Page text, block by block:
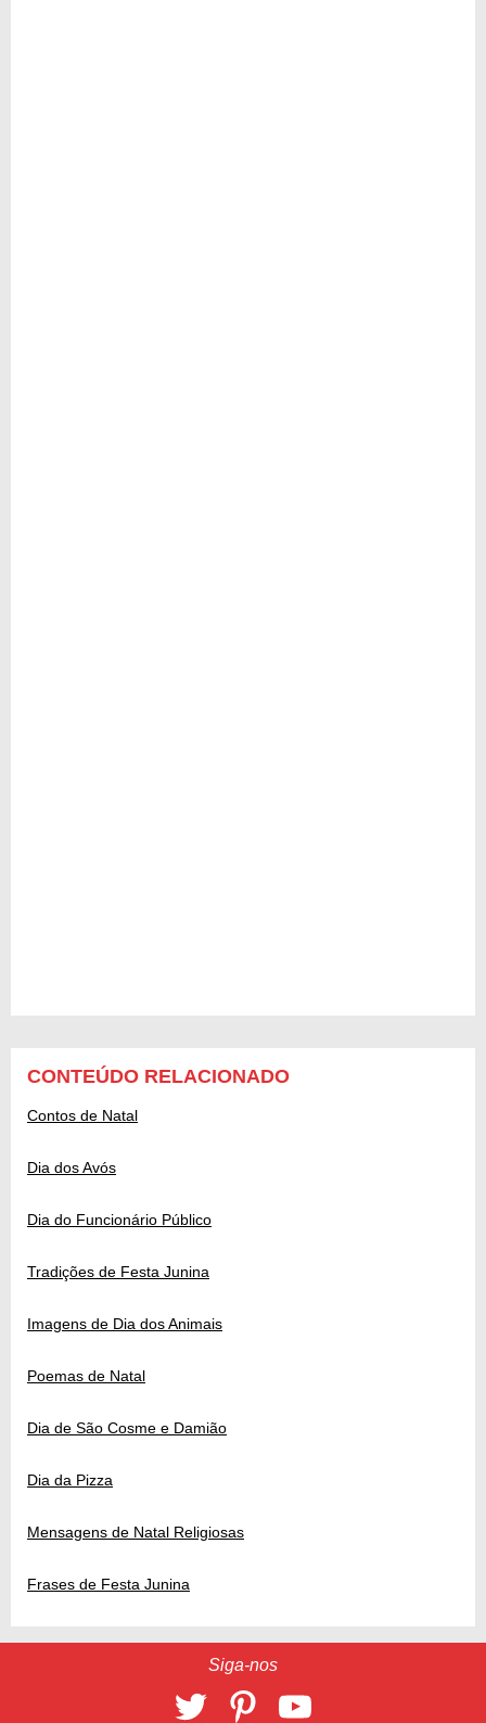
CONTEÚDO RELACIONADO
Contos de Natal
Dia dos Avós
Dia do Funcionário Público
Tradições de Festa Junina
Imagens de Dia dos Animais
Poemas de Natal
Dia de São Cosme e Damião
Dia da Pizza
Mensagens de Natal Religiosas
Frases de Festa Junina
Siga-nos